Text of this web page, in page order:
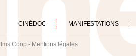
CINÉDOC MANIFESTATIONS
Coop - Mentions légales